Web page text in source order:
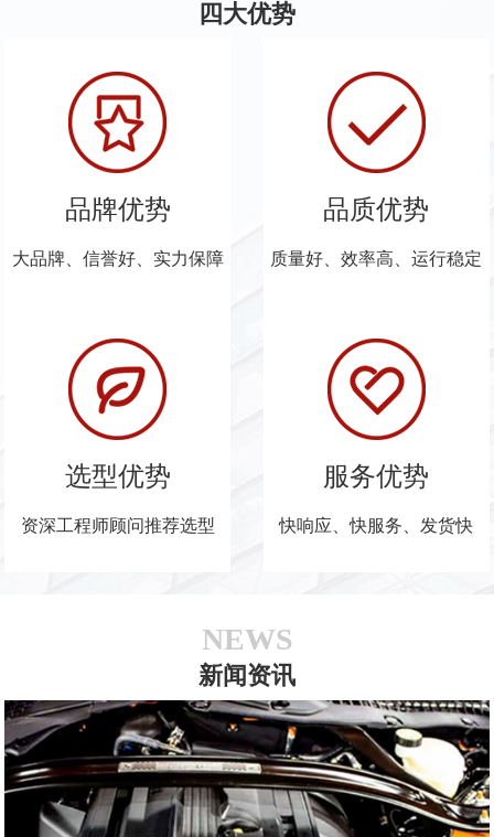
四大优势
品牌优势
大品牌、信誉好、实力保障
品质优势
质量好、效率高、运行稳定
选型优势
资深工程师顾问推荐选型
服务优势
快响应、快服务、发货快
NEWS
新闻资讯